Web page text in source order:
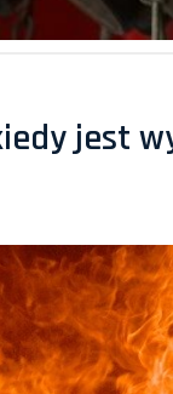
jest